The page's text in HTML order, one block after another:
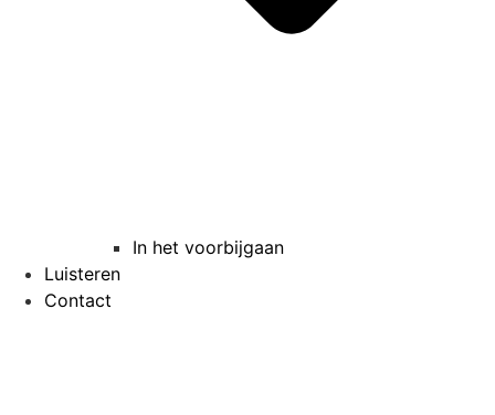
In het voorbijgaan
Luisteren
Contact